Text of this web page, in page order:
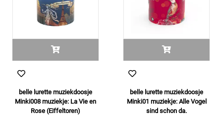
belle lurette muziekdoosje
Minki008 muziekje: La Vie en
Rose (Eiffeltoren)
belle lurette muziekdoosje
Minki01 muziekje: Alle Vogel
sind schon da.